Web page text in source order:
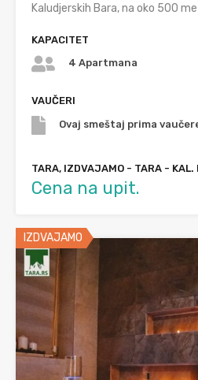
Kaludjerskih Bara, na oko 500
KAPACITET
4 Apartmana
VAUČERI
Ovaj smeštaj prima
TARA, IZDVAJAMO - TARA - KAL.
Cena na upit.
IZDVAJAMO